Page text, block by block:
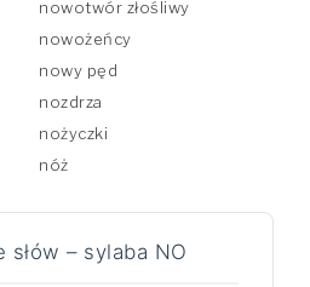
nowotwór złośliwy
nowożeńcy
nowy pęd
nozdrza
nożyczki
nóż
słów – sylaba NO